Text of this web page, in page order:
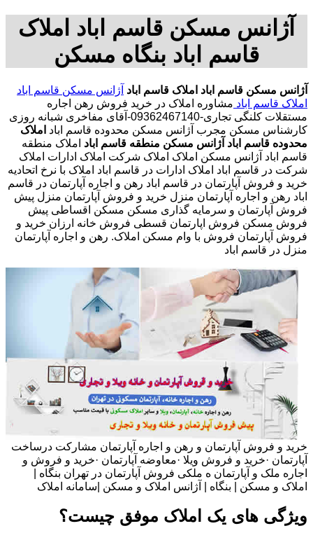
آژانس مسکن قاسم اباد املاک
قاسم اباد بنگاه مسکن
آژانس مسکن قاسم اباد املاک قاسم اباد آژانس مسکن قاسم اباد
املاک قاسم اباد مشاوره املاک در خرید فروش رهن اجاره
مستقلات کلنگی تجاری-09362467140-آقای مفاخری شبانه روزی
کارشناس مسکن مجرب آژانس مسکن محدوده قاسم اباد املاک
محدوده قاسم اباد آژانس مسکن منطقه قاسم اباد املاک منطقه
قاسم اباد آژانس مسکن املاک املاک شرکت املاک ادارات املاک
شرکت در قاسم اباد املاک ادارات در قاسم اباد املاک با نرخ اتحادیه
خرید و فروش آپارتمان در قاسم اباد رهن و اجاره آپارتمان در قاسم
اباد رهن و اجاره آپارتمان منزل خرید و فروش آپارتمان منزل پیش
فروش آپارتمان و سرمایه گذاری مسکن مسکن اقساطی پیش
فروش مسکن فروش اپارتمان قسطی فروش خانه ارزان خرید و
فروش آپارتمان فروش با وام مسکن املاک. رهن و اجاره آپارتمان
منزل در قاسم اباد
خرید و فروش آپارتمان و رهن و اجاره آپارتمان مشارکت درساخت
آپارتمان ·خرید و فروش ویلا ·معاوضه آپارتمان ·خرید و فروش و
اجاره ملک و آپارتمان ه ملکی فروش آپارتمان در تهران بنگاه |
املاک و مسکن | بنگاه | آژانس املاک و مسکن |سامانه املاک
ویژگی های یک املاک موفق چیست؟